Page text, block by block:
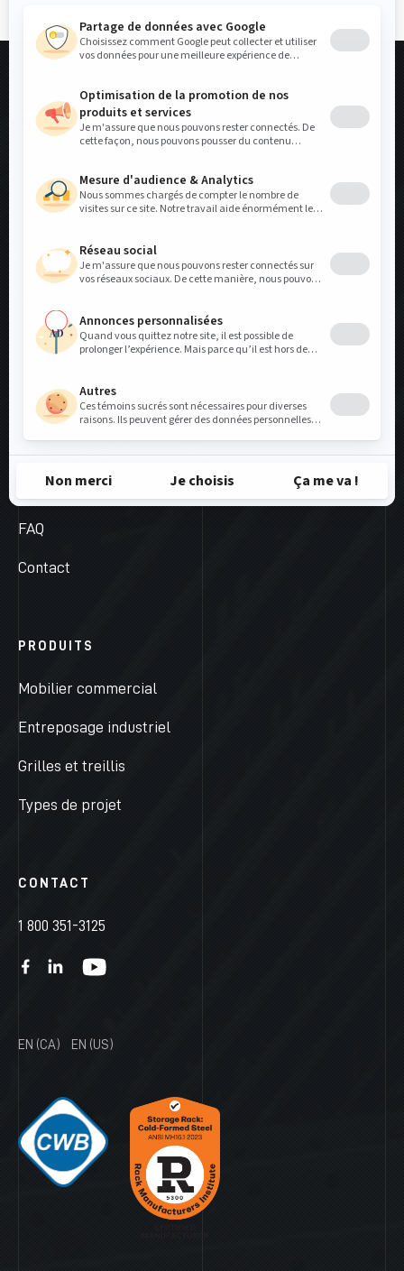
COMPAGNIE
Réalisations
Services
Quoi de neuf ?
Ressources et documentation
Code d’éthique
FAQ
Contact
PRODUITS
Mobilier commercial
Entreposage industriel
Grilles et treillis
Types de projet
CONTACT
1 800 351-3125
EN (CA) EN (US)